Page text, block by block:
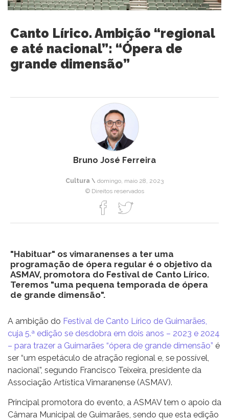
Canto Lírico. Ambição “regional
e até nacional”: “Ópera de
grande dimensão”
Bruno José Ferreira
Cultura \ domingo, maio 28, 2023
© Direitos reservados
"Habituar" os vimaranenses a ter uma
programação de ópera regular é o objetivo da
ASMAV, promotora do Festival de Canto Lírico.
Teremos "uma pequena temporada de ópera
de grande dimensão".
A ambição do Festival de Canto Lírico de Guimarães,
cuja 5.ª edição se desdobra em dois anos – 2023 e 2024
– para trazer a Guimarães “ópera de grande dimensão” é
ser “um espetáculo de atração regional e, se possível,
nacional”, segundo Francisco Teixeira, presidente da
Associação Artística Vimaranense (ASMAV).
Principal promotora do evento, a ASMAV tem o apoio da
Câmara Municipal de Guimarães, sendo que esta edição